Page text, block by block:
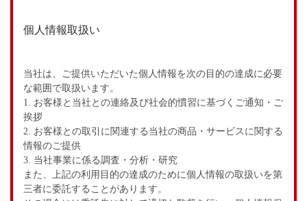
個人情報取扱い
当社は、ご提供いただいた個人情報を次の目的の達成に必要
な範囲で取扱います。
1. お客様と当社との連絡及び社会的慣習に基づくご通知・ご
挨拶
2. お客様との取引に関連する当社の商品・サービスに関する
情報のご提供
3. 当社事業に係る調査・分析・研究
また、上記の利用目的の達成のために個人情報の取扱いを第
三者に委託することがあります。